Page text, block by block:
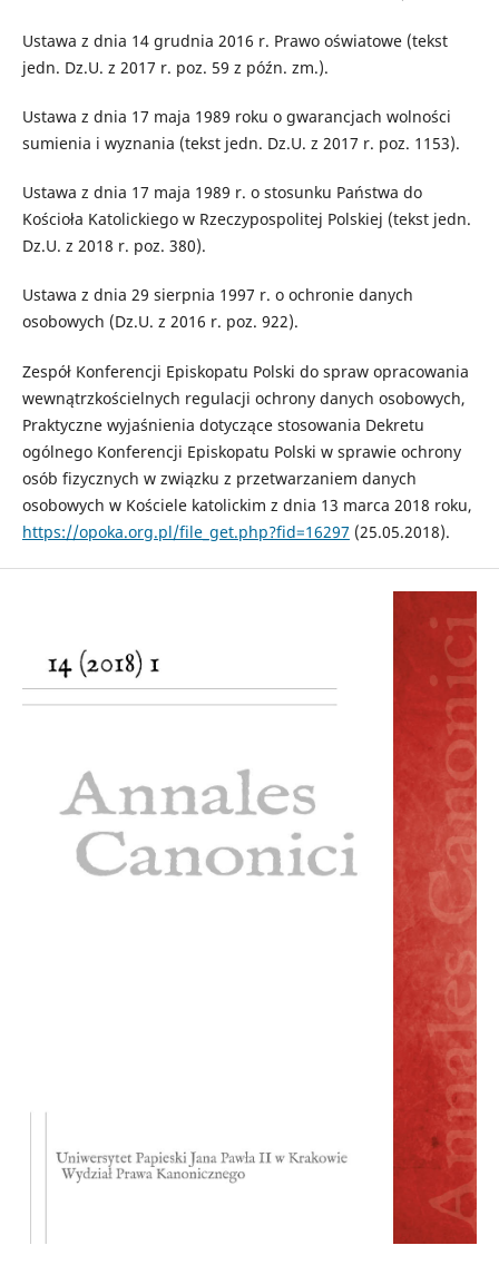
Ustawa z dnia 14 grudnia 2016 r. Prawo oświatowe (tekst
jedn. Dz.U. z 2017 r. poz. 59 z późn. zm.).
Ustawa z dnia 17 maja 1989 roku o gwarancjach wolności
sumienia i wyznania (tekst jedn. Dz.U. z 2017 r. poz. 1153).
Ustawa z dnia 17 maja 1989 r. o stosunku Państwa do
Kościoła Katolickiego w Rzeczypospolitej Polskiej (tekst jedn.
Dz.U. z 2018 r. poz. 380).
Ustawa z dnia 29 sierpnia 1997 r. o ochronie danych
osobowych (Dz.U. z 2016 r. poz. 922).
Zespół Konferencji Episkopatu Polski do spraw opracowania
wewnątrzkościelnych regulacji ochrony danych osobowych,
Praktyczne wyjaśnienia dotyczące stosowania Dekretu
ogólnego Konferencji Episkopatu Polski w sprawie ochrony
osób fizycznych w związku z przetwarzaniem danych
osobowych w Kościele katolickim z dnia 13 marca 2018 roku,
https://opoka.org.pl/file_get.php?fid=16297 (25.05.2018).